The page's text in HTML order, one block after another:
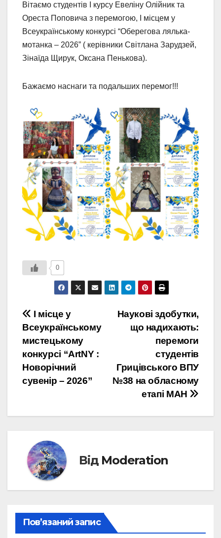
Вітаємо студентів I курсу Евеліну Олійник та
Ореста Поповича з перемогою, I місцем у
Всеукраїнському конкурсі “Оберегова лялька-
мотанка – 2026” ( керівники Світлана Зарудзей,
Зінаїда Щирук, Оксана Пенькова).
Бажаємо наснаги та подальших перемог!!!
0
Навігація
записів
Наукові здобутки,
що надихають:
перемоги
студентів
Грицівського ВПУ
№38 на обласному
етапі МАН
І місце у
Всеукраїнському
мистецькому
конкурсі “АrtNY :
Новорічний
сувенір – 2026”
Від Moderation
Пов’язаний запис